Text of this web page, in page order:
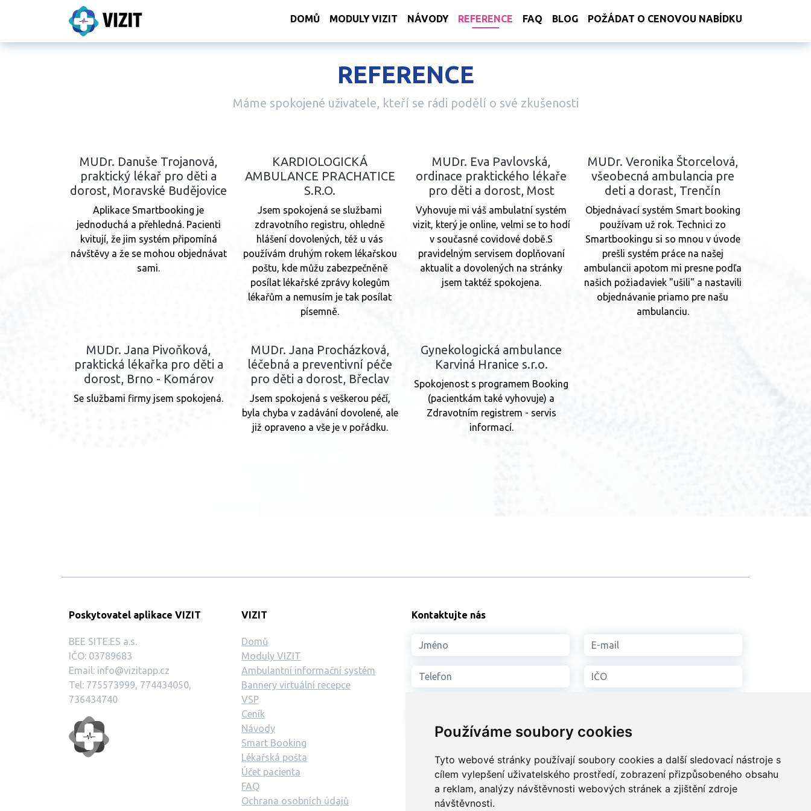
Používáme soubory cookies
Tyto webové stránky používají soubory cookies a další sledovací nástroje s
cílem vylepšení uživatelského prostředí, zobrazení přizpůsobeného obsahu
a reklam, analýzy návštěvnosti webových stránek a zjištění zdroje
návštěvnosti.
DOMŮ MODULY VIZIT NÁVODY REFERENCE FAQ BLOG POŽÁDAT O CENOVOU NABÍDKU
REFERENCE
Máme spokojené uživatele, kteří se rádi podělí o své zkušenosti
MUDr. Danuše Trojanová,
praktický lékař pro děti a
dorost, Moravské Budějovice
Aplikace Smartbooking je
jednoduchá a přehledná. Pacienti
kvitují, že jim systém připomíná
návštěvy a že se mohou objednávat
sami.
KARDIOLOGICKÁ
AMBULANCE PRACHATICE
S.R.O.
Jsem spokojená se službami
zdravotního registru, ohledně
hlášení dovolených, též u vás
používám druhým rokem lékařskou
poštu, kde můžu zabezpečněně
posílat lékařské zprávy kolegům
lékařům a nemusím je tak posílat
písemně.
MUDr. Eva Pavlovská,
ordinace praktického lékaře
pro děti a dorost, Most
Vyhovuje mi váš ambulatní systém
vizit, který je online, velmi se to hodí
v současné covidové době.S
pravidelným servisem doplňovaní
aktualit a dovolených na stránky
jsem taktéž spokojena.
MUDr. Veronika Štorcelová,
všeobecná ambulancia pre
deti a dorast, Trenčín
Objednávací systém Smart booking
používam už rok. Technici zo
Smartbookingu si so mnou v úvode
prešli systém práce na našej
ambulancii apotom mi presne podľa
našich požiadaviek "ušili" a nastavili
objednávanie priamo pre našu
ambulanciu.
MUDr. Jana Pivoňková,
praktická lékařka pro děti a
dorost, Brno - Komárov
Se službami firmy jsem spokojená.
MUDr. Jana Procházková,
léčebná a preventivní péče
pro děti a dorost, Břeclav
Jsem spokojená s veškerou péčí,
byla chyba v zadávání dovolené, ale
již opraveno a vše je v pořádku.
Gynekologická ambulance
Karviná Hranice s.r.o.
Spokojenost s programem Booking
(pacientkám také vyhovuje) a
Zdravotním registrem - servis
informací.
Poskytovatel aplikace VIZIT
BEE SITE:ES a.s.
IČO: 03789683
Email: info@vizitapp.cz
Tel: 775573999, 774434050,
736434740
VIZIT
Domů
Moduly VIZIT
Ambulantní informační systém
Bannery virtuální recepce
VSP
Ceník
Návody
Smart Booking
Lékařská pošta
Účet pacienta
FAQ
Ochrana osobních údajů
Kontaktujte nás
Souhlasím se zpracovánímosobních údajů